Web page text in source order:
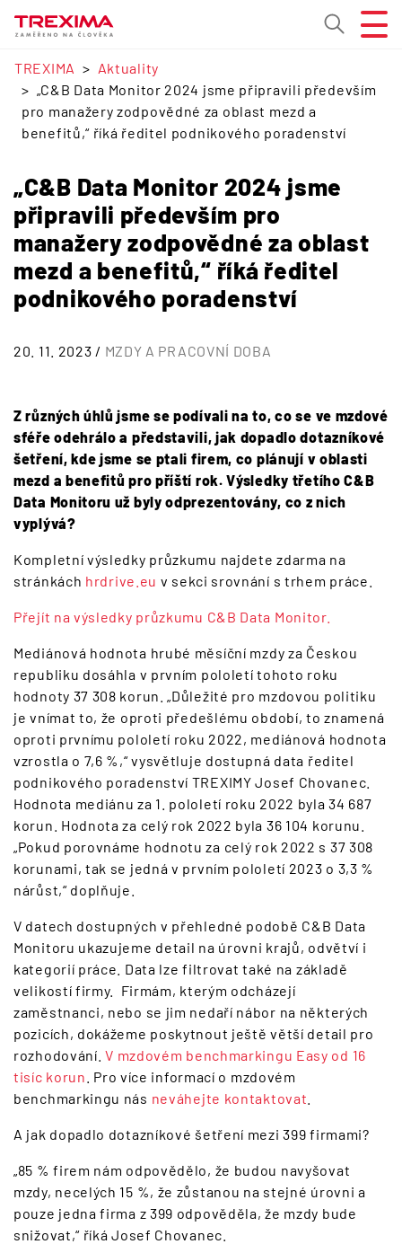
TREXIMA
Aktuality
„C&B Data Monitor 2024 jsme připravili především
pro manažery zodpovědné za oblast mezd a
benefitů,“ říká ředitel podnikového poradenství
„C&B Data Monitor 2024 jsme
připravili především pro
manažery zodpovědné za oblast
mezd a benefitů,“ říká ředitel
podnikového poradenství
20. 11. 2023 / MZDY A PRACOVNÍ DOBA
Z různých úhlů jsme se podívali na to, co se ve mzdové
sféře odehrálo a představili, jak dopadlo dotazníkové
šetření, kde jsme se ptali firem, co plánují v oblasti
mezd a benefitů pro příští rok. Výsledky třetího C&B
Data Monitoru už byly odprezentovány, co z nich
vyplývá?
Kompletní výsledky průzkumu najdete zdarma na
stránkách hrdrive.eu v sekci srovnání s trhem práce.
Přejít na výsledky průzkumu C&B Data Monitor.
Mediánová hodnota hrubé měsíční mzdy za Českou
republiku dosáhla v prvním pololetí tohoto roku
hodnoty 37 308 korun. „Důležité pro mzdovou politiku
je vnímat to, že oproti předešlému období, to znamená
oproti prvnímu pololetí roku 2022, mediánová hodnota
vzrostla o 7,6 %,“ vysvětluje dostupná data ředitel
podnikového poradenství TREXIMY Josef Chovanec.
Hodnota mediánu za 1. pololetí roku 2022 byla 34 687
korun. Hodnota za celý rok 2022 byla 36 104 korunu.
„Pokud porovnáme hodnotu za celý rok 2022 s 37 308
korunami, tak se jedná v prvním pololetí 2023 o 3,3 %
nárůst,“ doplňuje.
V datech dostupných v přehledné podobě C&B Data
Monitoru ukazujeme detail na úrovni krajů, odvětví i
kategorií práce. Data lze filtrovat také na základě
velikostí firmy. Firmám, kterým odcházejí
zaměstnanci, nebo se jim nedaří nábor na některých
pozicích, dokážeme poskytnout ještě větší detail pro
rozhodování.V mzdovém benchmarkingu Easy od 16
tisíc korun . Pro více informací o mzdovém
benchmarkingu nás neváhejte kontaktovat
A jak dopadlo dotazníkové šetření mezi 399 firmami?
„85 % firem nám odpovědělo, že budou navyšovat
mzdy, necelých 15 %, že zůstanou na stejné úrovni a
pouze jedna firma z 399 odpověděla, že mzdy bude
snižovat,“ říká Josef Chovanec.